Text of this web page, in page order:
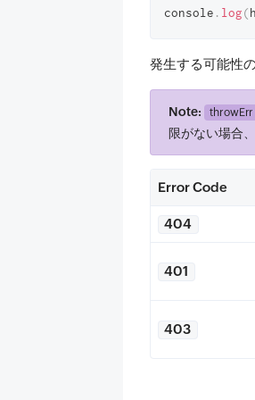
console . log(
発生する可能性
Note: throwErr
限がない場合
Error Code
404
401
403